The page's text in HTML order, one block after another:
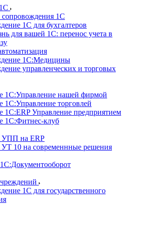
1С
1С для бухгалтеров
для вашей 1С: перенос учета в
1С:Медицины
управленческих и торговых
1С:Управление нашей фирмой
1С:Управление торговлей
1С:ERP Управление предприятием
1С:Фитнес-клуб
УПП на ERP
УТ 10 на современнные решения
1С для государственного